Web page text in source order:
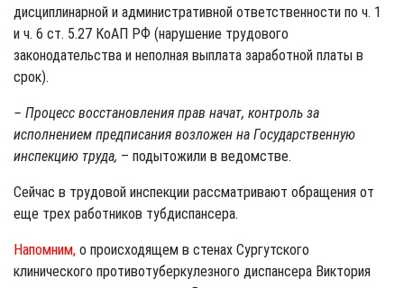
дисциплинарной и административной ответственности по ч. 1
и ч. 6 ст. 5.27 КоАП РФ (нарушение трудового
законодательства и неполная выплата заработной платы в
срок).
– Процесс восстановления прав начат, контроль за
исполнением предписания возложен на Государственную
инспекцию труда, – подытожили в ведомстве.
Сейчас в трудовой инспекции рассматривают обращения от
еще трех работников тубдиспансера.
Напомним, о происходящем в стенах Сургутского
клинического противотуберкулезного диспансера Виктория